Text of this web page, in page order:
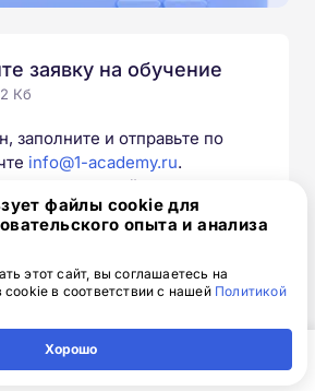
заявку на обучение
Кб
заполните и отправьте по
info@1-academy.ru.
контактный номер телефон.
с вами и утонит все
под свои цели
файлы cookie для
опыта и анализа
этот сайт, вы соглашаетесь на
cookie в соответствии с нашей Политикой
Хорошо